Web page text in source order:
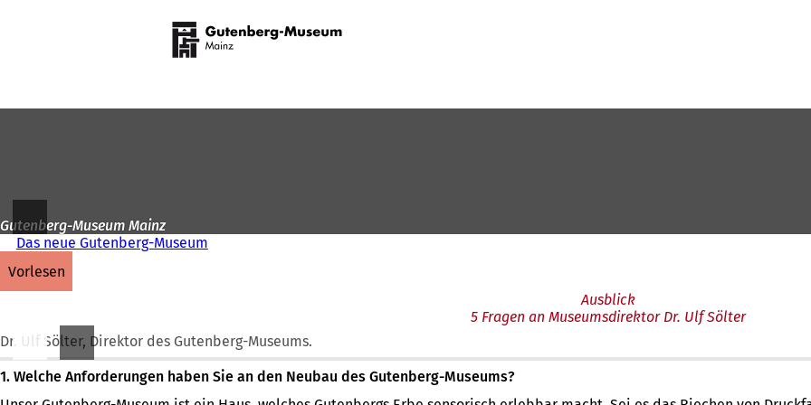
Gutenberg-Museum Mainz
Das neue Gutenberg-Museum
vorlesen
Ausblick
5 Fragen an Museumsdirektor Dr. Ulf Sölter
Dr. Ulf Sölter, Direktor des Gutenberg-Museums.
1. Welche Anforderungen haben Sie an den Neubau des Gutenberg-Museums?